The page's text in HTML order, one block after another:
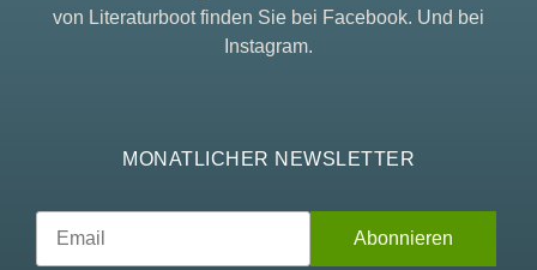
von Literaturboot finden Sie bei Facebook. Und bei
Instagram.
MONATLICHER NEWSLETTER